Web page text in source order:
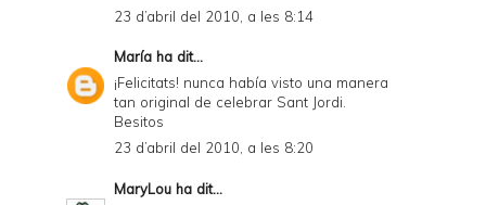
23 d’abril del 2010, a les 8:14
María ha dit...
¡Felicitats! nunca había visto una manera
tan original de celebrar Sant Jordi.
Besitos
23 d’abril del 2010, a les 8:20
MaryLou ha dit...